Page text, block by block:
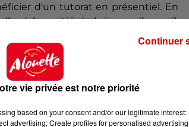
d'un tutorat en présentiel. En
à la moitié de la jauge d’accueil,
seulement 25 pourront s’y
1re année à l’IUT et de Polytech sont
vie privée est notre priorité
based on your consent and/or our legitimate interest:
advertising; Create profiles for personalised
Continuer